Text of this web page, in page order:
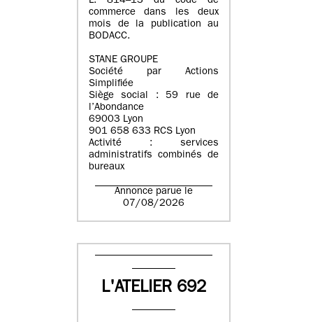
commerce dans les deux
mois de la publication au
BODACC.
STANE GROUPE
Société par Actions
Simplifiée
Siège social : 59 rue de
l’Abondance
69003 Lyon
901 658 633 RCS Lyon
Activité : services
administratifs combinés de
bureaux
Annonce parue le
07/08/2026
L'ATELIER 692